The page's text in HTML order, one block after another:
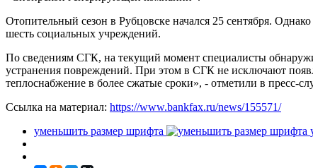
Отопительный сезон в Рубцовске начался 25 сентября.
шесть социальных учреждений.
По сведениям СГК, на текущий момент специалисты
устранения повреждений. При этом в СГК не исключают
теплоснабжение в более сжатые сроки», - отметили в пресс-
Ссылка на материал: https://www.bankfax.ru/news/155571/
уменьшить размер шрифта